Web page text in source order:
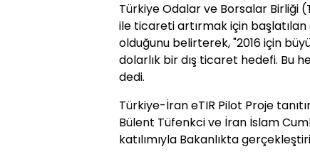
Türkiye Odalar ve Borsalar Birliği
ile ticareti artırmak için başlatılan
olduğunu belirterek, "2016 için
dolarlık bir dış ticaret hedefi. Bu
dedi.
Türkiye-İran eTIR Pilot Proje
Bülent Tüfenkci ve İran İslam
katılımıyla Bakanlıkta